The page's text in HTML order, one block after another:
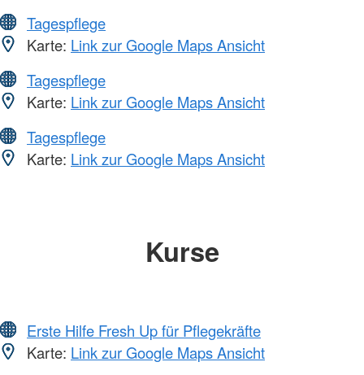
Tagespflege
Karte: Link zur Google Maps Ansicht
Tagespflege
Karte: Link zur Google Maps Ansicht
Tagespflege
Karte: Link zur Google Maps Ansicht
Kurse
Erste Hilfe Fresh Up für Pflegekräfte
Karte: Link zur Google Maps Ansicht